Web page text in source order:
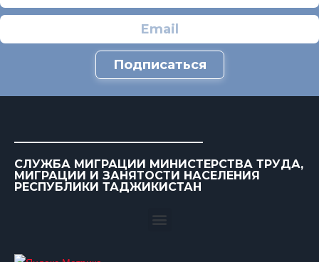
Подписаться
СЛУЖБА МИГРАЦИИ МИНИСТЕРСТВА ТРУДА,
МИГРАЦИИ И ЗАНЯТОСТИ НАСЕЛЕНИЯ
РЕСПУБЛИКИ ТАДЖИКИСТАН